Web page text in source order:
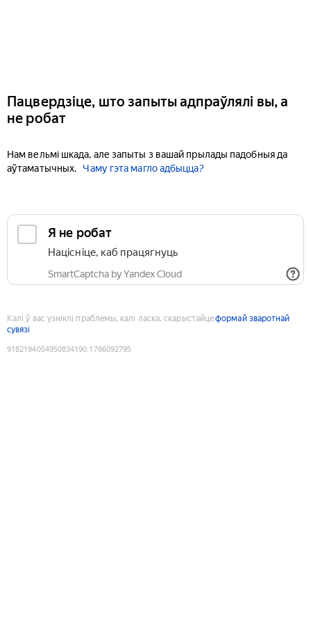
Пацвердзіце, што запыты адпраўлялі вы, а
не робат
Нам вельмі шкада, але запыты з вашай прылады падобныя да
аўтаматычных.
Чаму гэта магло адбыцца?
Я не робат
Націсніце, каб працягнуць
SmartCaptcha by Yandex Cloud
Калі ў вас узніклі праблемы, калі ласка, скарыстайцеформай зваротнай
сувязі
9182194054950834190:1786092795